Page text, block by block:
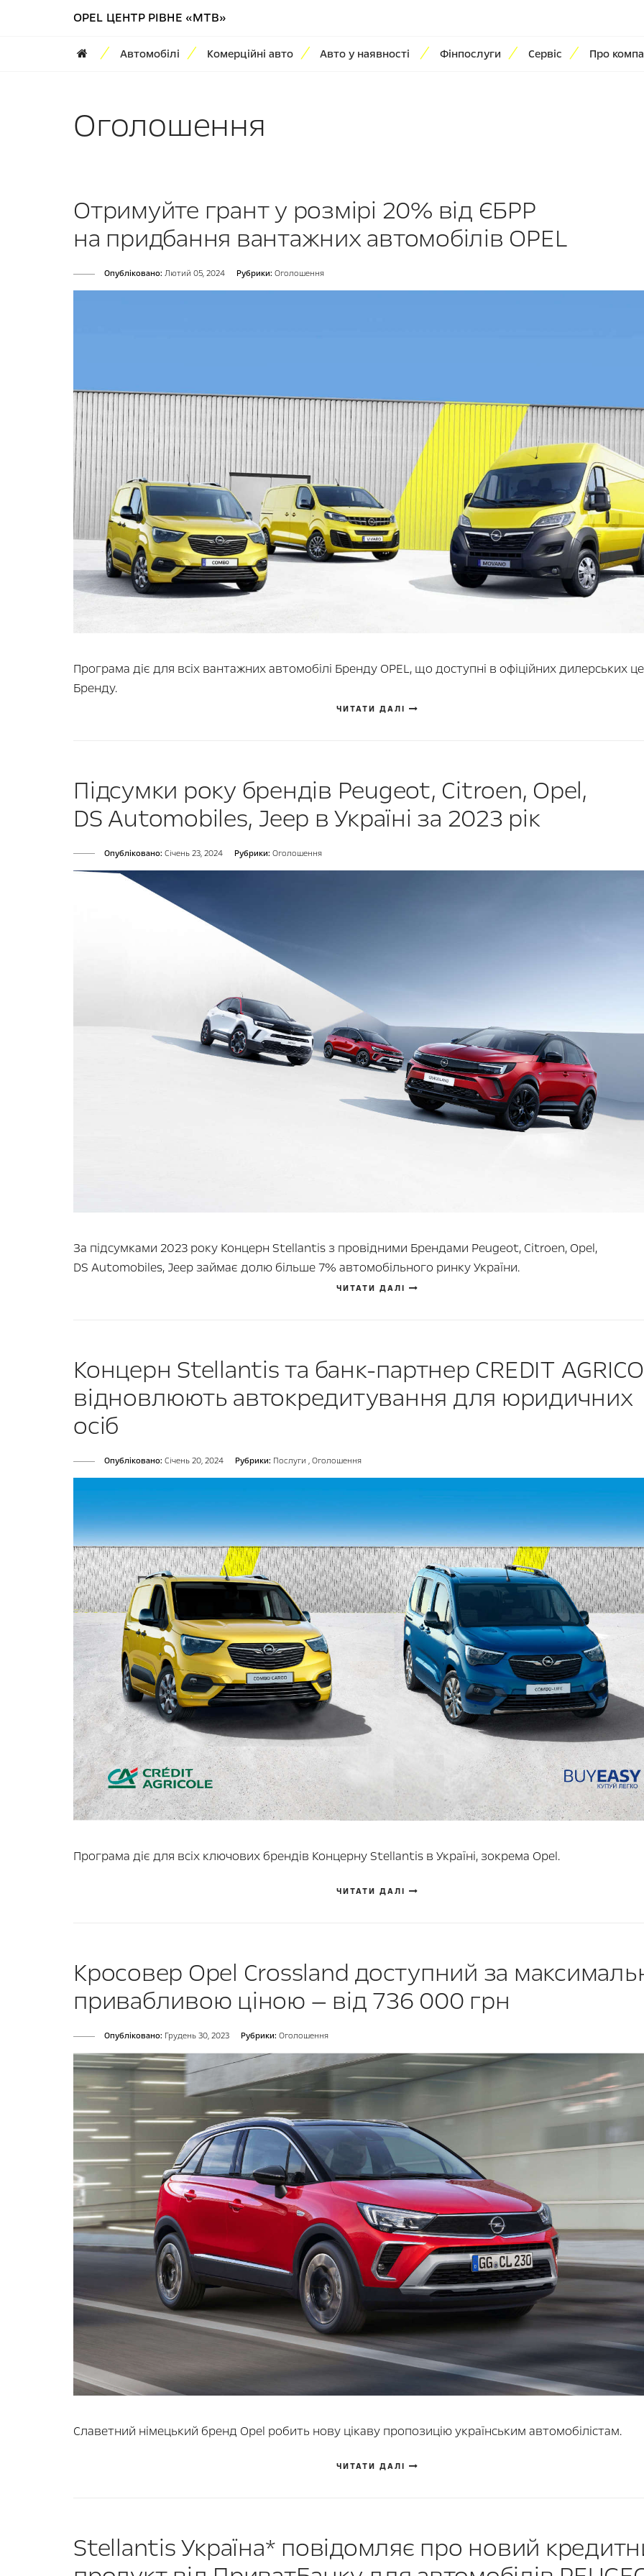
OPEL ЦЕНТР РІВНЕ «МТВ»
Автомобілі Комерційні авто Авто у наявності Фінпослуги Сервіс Про
Оголошення
Отримуйте грант у розмірі 20% від ЄБРР
на придбання вантажних автомобілів OPEL
Опубліковано: Лютий 05, 2024 Рубрики: Оголошення
Програма діє для всіх вантажних автомобілі Бренду OPEL, що доступні в офіційних дилерських
Бренду.
ЧИТАТИ ДАЛІ
Підсумки року брендів Peugeot, Citroen, Opel,
DS Automobiles, Jeep в Україні за 2023 рік
Опубліковано: Cічень 23, 2024 Рубрики: Оголошення
За підсумками 2023 року Концерн Stellantis з провідними Брендами Peugeot, Citroen, Opel,
DS Automobiles, Jeep займає долю більше 7% автомобільного ринку України.
ЧИТАТИ ДАЛІ
Концерн Stellantis та банк-партнер CREDIT
відновлюють автокредитування для юридичних
осіб
Опубліковано: Cічень 20, 2024 Рубрики: Послуги , Оголошення
Програма діє для всіх ключових брендів Концерну Stellantis в Україні, зокрема Opel.
ЧИТАТИ ДАЛІ
Кросовер Opel Crossland доступний за
привабливою ціною — від 736 000 грн
Опубліковано: Грудень 30, 2023 Рубрики: Оголошення
Славетний німецький бренд Opel робить нову цікаву пропозицію українським автомобілістам.
ЧИТАТИ ДАЛІ
Stellantis Україна* повідомляє про новий